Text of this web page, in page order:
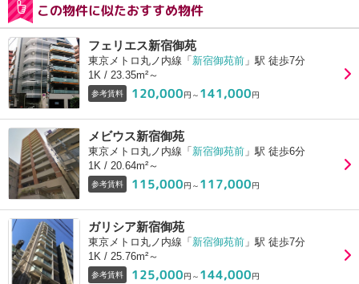
この物件に似たおすすめ物件
フェリエス新宿御苑
東京メトロ丸ノ内線「 新宿御苑前 」駅 徒歩7分
1K / 23.35m²～
参考賃料 120,000円～ 141,000円
メビウス新宿御苑
東京メトロ丸ノ内線「 新宿御苑前 」駅 徒歩6分
1K / 20.64m²～
参考賃料 115,000円～ 117,000円
ガリシア新宿御苑
東京メトロ丸ノ内線「 新宿御苑前 」駅 徒歩7分
1K / 25.76m²～
参考賃料 125,000円～ 144,000円